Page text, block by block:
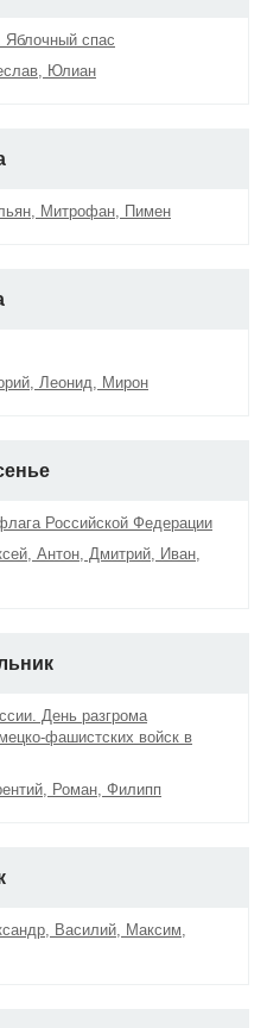
Яблочный спас
Юлиан
Митрофан, Пимен
Леонид, Мирон
Российской Федерации
Антон, Дмитрий, Иван,
День разгрома
фашистских войск в
Роман, Филипп
Василий, Максим,